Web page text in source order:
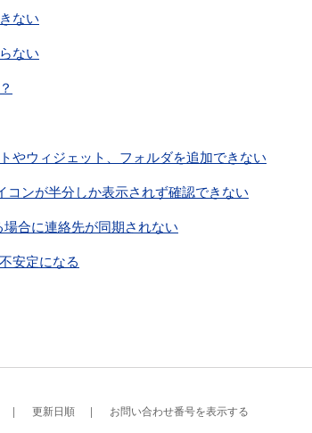
ない
ない
やウィジェット、フォルダを追加できない
コンが半分しか表示されず確認できない
合に連絡先が同期されない
安定になる
更新日順 お問い合わせ番号を表示する